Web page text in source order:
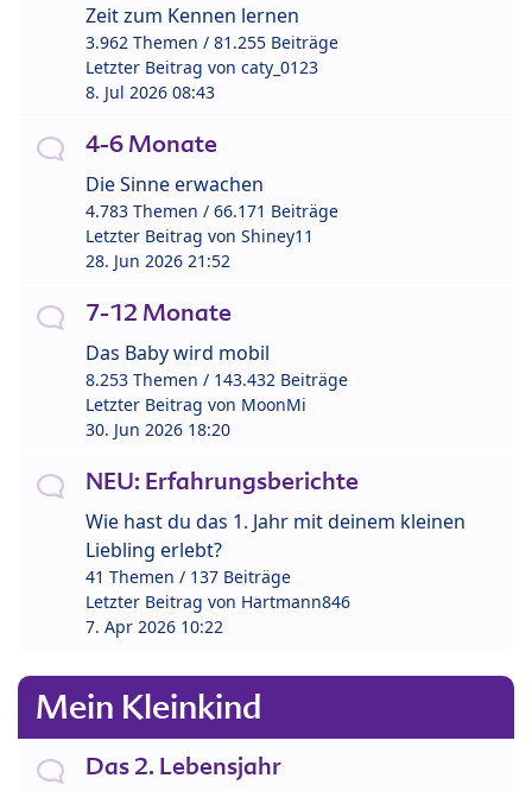
Zeit zum Kennen lernen
3.962 Themen / 81.255 Beiträge
Letzter Beitrag von caty_0123
8. Jul 2026 08:43
4-6 Monate
Die Sinne erwachen
4.783 Themen / 66.171 Beiträge
Letzter Beitrag von Shiney11
28. Jun 2026 21:52
7-12 Monate
Das Baby wird mobil
8.253 Themen / 143.432 Beiträge
Letzter Beitrag von MoonMi
30. Jun 2026 18:20
NEU: Erfahrungsberichte
Wie hast du das 1. Jahr mit deinem kleinen
Liebling erlebt?
41 Themen / 137 Beiträge
Letzter Beitrag von Hartmann846
7. Apr 2026 10:22
Mein Kleinkind
Das 2. Lebensjahr